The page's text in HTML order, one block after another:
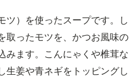
ツ）を使ったスープです。し
取ったモツを、かつお風味の
みます。こんにゃくや椎茸な
生姜や青ネギをトッピングし